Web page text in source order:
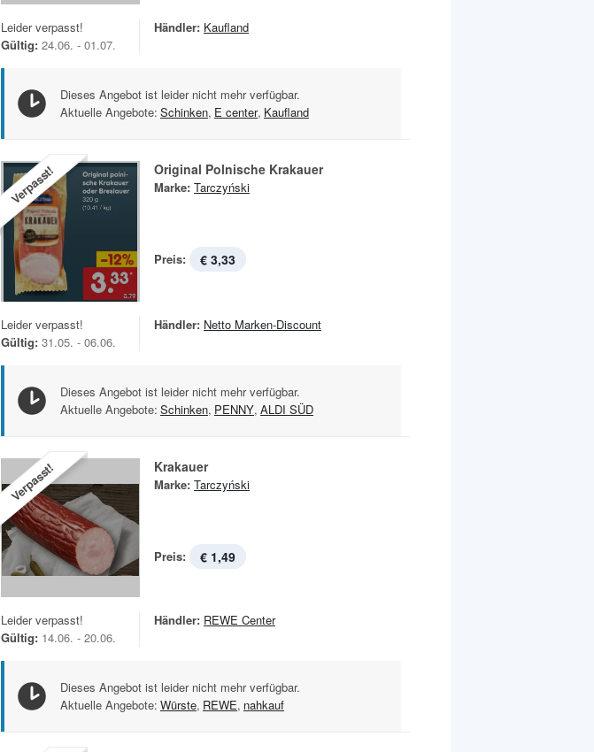
Leider verpasst!
Gültig: 24.06. - 01.07.
Händler: Kaufland
Dieses Angebot ist leider nicht mehr verfügbar.
Aktuelle Angebote: Schinken, E center, Kaufland
Verpasst! Original Polnische Krakauer
Marke: Tarczyński
Preis: € 3,33
Leider verpasst!
Gültig: 31.05. - 06.06.
Händler: Netto Marken-Discount
Dieses Angebot ist leider nicht mehr verfügbar.
Aktuelle Angebote: Schinken, PENNY, ALDI SÜD
Verpasst! Krakauer
Marke: Tarczyński
Preis: € 1,49
Leider verpasst!
Gültig: 14.06. - 20.06.
Händler: REWE Center
Dieses Angebot ist leider nicht mehr verfügbar.
Aktuelle Angebote: Würste, REWE, nahkauf